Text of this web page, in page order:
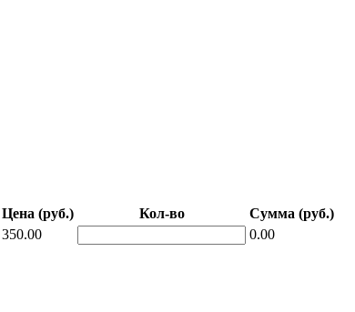
Цена (руб.) Кол-во
Сумма (руб.)
350.00
0.00